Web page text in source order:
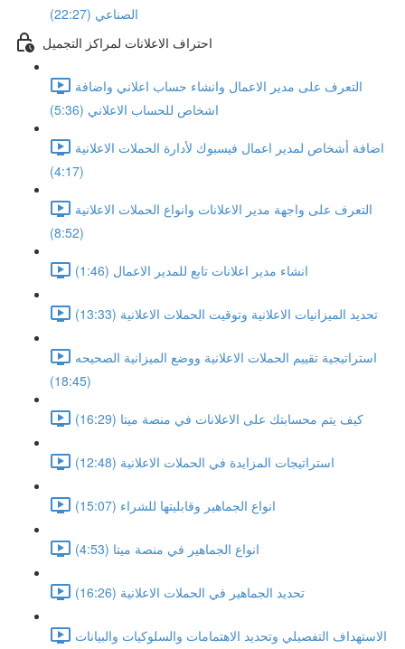
الصناعي (22:27)
احتراف الاعلانات لمراكز التجميل
التعرف على مدير الاعمال وانشاء حساب اعلاني واضافة
اشخاص للحساب الاعلاني (5:36)
اضافة أشخاص لمدير اعمال فيسبوك لأدارة الحملات الاعلانية
(4:17)
التعرف على واجهة مدير الاعلانات وانواع الحملات الاعلانية
(8:52)
انشاء مدير اعلانات تابع للمدير الاعمال (1:46)
تحديد الميزانيات الاعلانية وتوقيت الحملات الاعلانية (13:33)
استراتيجية تقييم الحملات الاعلانية ووضع الميزانية الصحيحه
(18:45)
كيف يتم محسابتك على الاعلانات في منصة ميتا (16:29)
استراتيجات المزايدة في الحملات الاعلانية (12:48)
انواع الجماهير وقابليتها للشراء (15:07)
انواع الجماهير في منصة ميتا (4:53)
تحديد الجماهير في الحملات الاعلانية (16:26)
الاستهداف التفصيلي وتحديد الاهتمامات والسلوكيات والبيانات